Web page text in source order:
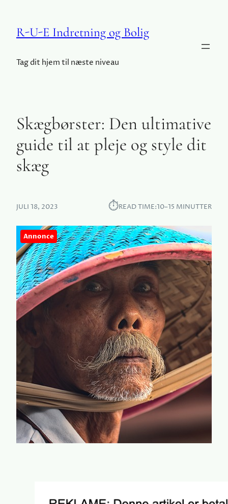
R-U-E Indretning og Bolig
Tag dit hjem til næste niveau
Skægbørster: Den ultimative
guide til at pleje og style dit
skæg
JULI 18, 2023 ⏱︎READ TIME:10–15 MINUTTER
Annonce